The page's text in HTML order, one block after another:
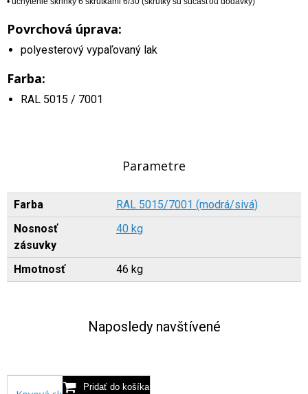
Povrchová úprava:
polyesterový vypaľovaný lak
Farba:
RAL 5015 / 7001
Parametre
Farba
RAL 5015/7001 (modrá/sivá)
Nosnosť
zásuvky
40 kg
Hmotnosť 46 kg
Naposledy navštívené